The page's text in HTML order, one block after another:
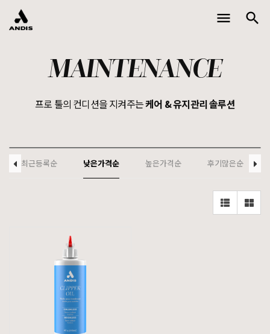
Toggle
menu search
MAINTENANCE
프로 툴의 컨디션을 지켜주는케어 & 유지관리 솔루션
최근등록순 낮은가격순 높은가격순 후기많은순